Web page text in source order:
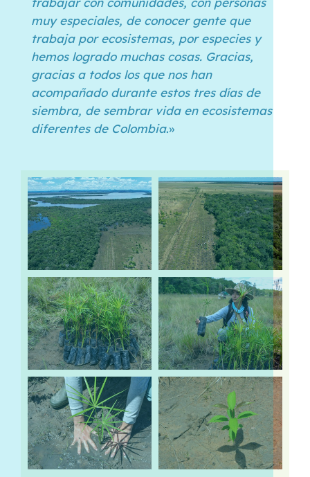
muy especiales, de conocer gente que
trabaja por ecosistemas, por especies y
hemos logrado muchas cosas. Gracias,
gracias a todos los que nos han
acompañado durante estos tres días de
siembra, de sembrar vida en ecosistemas
diferentes de Colombia.»